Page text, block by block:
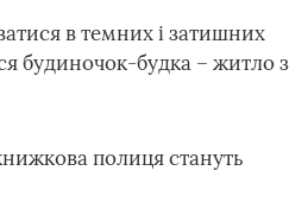
в темних і затишних
будиночок-будка – житло з
полиця стануть